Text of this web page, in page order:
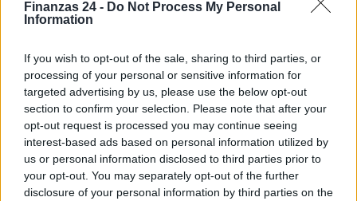
Finanzas 24 - Do Not Process My Personal
Information
If you wish to opt-out of the sale, sharing to third parties, or
processing of your personal or sensitive information for
targeted advertising by us, please use the below opt-out
section to confirm your selection. Please note that after your
opt-out request is processed you may continue seeing
interest-based ads based on personal information utilized by
us or personal information disclosed to third parties prior to
your opt-out. You may separately opt-out of the further
disclosure of your personal information by third parties on the
Sigue leyendo
NEWS